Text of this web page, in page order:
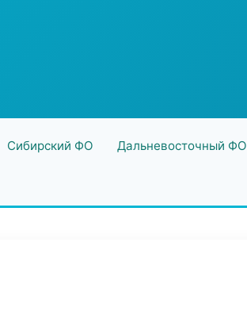
Сибирский ФО Дальневосточный ФО